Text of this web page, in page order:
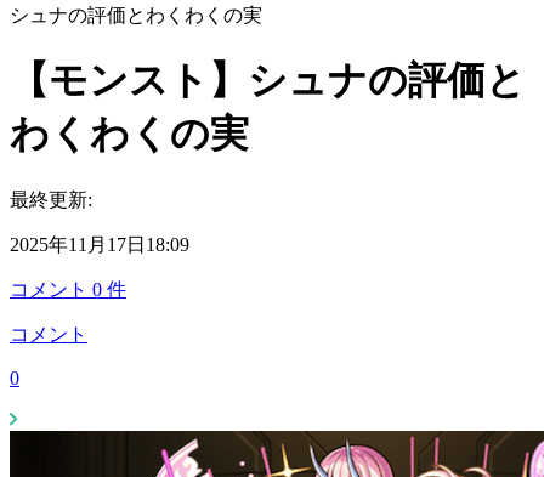
シュナの評価とわくわくの実
【モンスト】シュナの評価と
わくわくの実
最終更新:
2025年11月17日18:09
コメント 0 件
コメント
0